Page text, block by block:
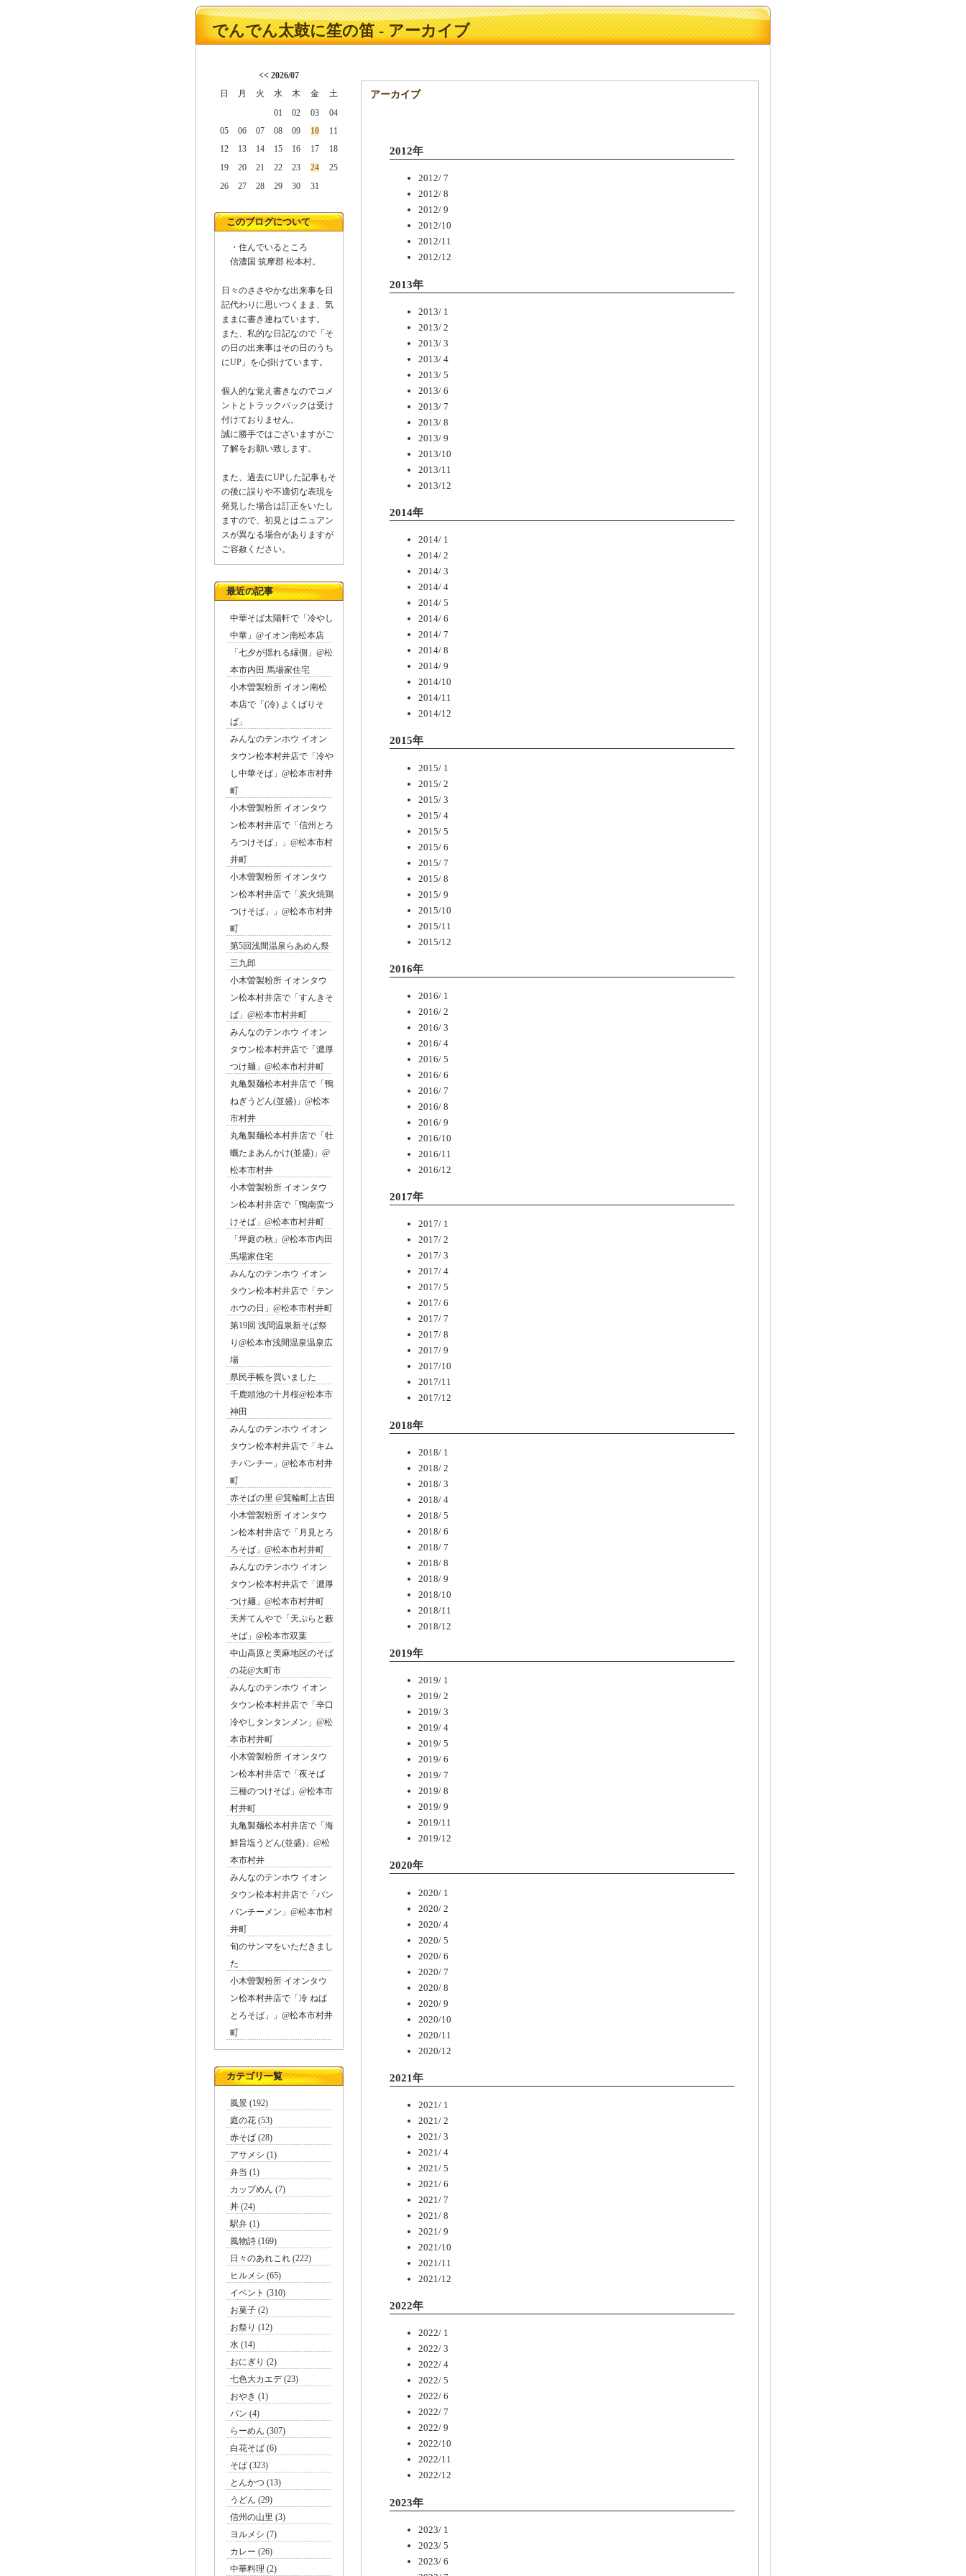
でんでん太鼓に笙の笛 - アーカイブ
<< 2026/07
日
月 火 水 木 金
土
01
02 03
04
05
06 07 08 09 10
11
12
13 14 15 16 17
18
19
20 21 22 23 24
25
26
27 28 29 30 31
このブログについて
・住んでいるところ
信濃国 筑摩郡 松本村。
日々のささやかな出来事を日
記代わりに思いつくまま、気
ままに書き連ねています。
また、私的な日記なので「そ
の日の出来事はその日のうち
にUP」を心掛けています。
個人的な覚え書きなのでコメ
ントとトラックバックは受け
付けておりません。
誠に勝手ではございますがご
了解をお願い致します。
また、過去にUPした記事もそ
の後に誤りや不適切な表現を
発見した場合は訂正をいたし
ますので、初見とはニュアン
スが異なる場合がありますが
ご容赦ください。
最近の記事
中華そば太陽軒で「冷やし
中華」@イオン南松本店
「七夕が揺れる縁側」@松
本市内田 馬場家住宅
小木曽製粉所 イオン南松
本店で「(冷) よくばりそ
ば」
みんなのテンホウ イオン
タウン松本村井店で「冷や
し中華そば」@松本市村井
町
小木曽製粉所 イオンタウ
ン松本村井店で「信州とろ
ろつけそば」」@松本市村
井町
小木曽製粉所 イオンタウ
ン松本村井店で「炭火焼鶏
つけそば」」@松本市村井
町
第5回浅間温泉らあめん祭
三九郎
小木曽製粉所 イオンタウ
ン松本村井店で「すんきそ
ば」@松本市村井町
みんなのテンホウ イオン
タウン松本村井店で「濃厚
つけ麺」@松本市村井町
丸亀製麺松本村井店で「鴨
ねぎうどん(並盛)」@松本
市村井
丸亀製麺松本村井店で「牡
蠣たまあんかけ(並盛)」@
松本市村井
小木曽製粉所 イオンタウ
ン松本村井店で「鴨南蛮つ
けそば」@松本市村井町
「坪庭の秋」@松本市内田
馬場家住宅
みんなのテンホウ イオン
タウン松本村井店で「テン
ホウの日」@松本市村井町
第19回 浅間温泉新そば祭
り@松本市浅間温泉温泉広
場
県民手帳を買いました
千鹿頭池の十月桜@松本市
神田
みんなのテンホウ イオン
タウン松本村井店で「キム
チバンチー」@松本市村井
町
赤そばの里 @箕輪町上古田
小木曽製粉所 イオンタウ
ン松本村井店で「月見とろ
ろそば」@松本市村井町
みんなのテンホウ イオン
タウン松本村井店で「濃厚
つけ麺」@松本市村井町
天丼てんやで「天ぷらと藪
そば」@松本市双葉
中山高原と美麻地区のそば
の花@大町市
みんなのテンホウ イオン
タウン松本村井店で「辛口
冷やしタンタンメン」@松
本市村井町
小木曽製粉所 イオンタウ
ン松本村井店で「夜そば
三種のつけそば」@松本市
村井町
丸亀製麺松本村井店で「海
鮮旨塩うどん(並盛)」@松
本市村井
みんなのテンホウ イオン
タウン松本村井店で「バン
バンチーメン」@松本市村
井町
旬のサンマをいただきまし
た
小木曽製粉所 イオンタウ
ン松本村井店で「冷 ねば
とろそば」」@松本市村井
町
カテゴリ一覧
風景 (192)
庭の花 (53)
赤そば (28)
アサメシ (1)
弁当 (1)
カップめん (7)
丼 (24)
駅弁 (1)
風物詩 (169)
日々のあれこれ (222)
ヒルメシ (65)
イベント (310)
お菓子 (2)
お祭り (12)
水 (14)
おにぎり (2)
七色大カエデ (23)
おやき (1)
パン (4)
らーめん (307)
白花そば (6)
そば (323)
とんかつ (13)
うどん (29)
信州の山里 (3)
ヨルメシ (7)
カレー (26)
中華料理 (2)
アーカイブ
2012年
2012/ 7
2012/ 8
2012/ 9
2012/10
2012/11
2012/12
2013年
2013/ 1
2013/ 2
2013/ 3
2013/ 4
2013/ 5
2013/ 6
2013/ 7
2013/ 8
2013/ 9
2013/10
2013/11
2013/12
2014年
2014/ 1
2014/ 2
2014/ 3
2014/ 4
2014/ 5
2014/ 6
2014/ 7
2014/ 8
2014/ 9
2014/10
2014/11
2014/12
2015年
2015/ 1
2015/ 2
2015/ 3
2015/ 4
2015/ 5
2015/ 6
2015/ 7
2015/ 8
2015/ 9
2015/10
2015/11
2015/12
2016年
2016/ 1
2016/ 2
2016/ 3
2016/ 4
2016/ 5
2016/ 6
2016/ 7
2016/ 8
2016/ 9
2016/10
2016/11
2016/12
2017年
2017/ 1
2017/ 2
2017/ 3
2017/ 4
2017/ 5
2017/ 6
2017/ 7
2017/ 8
2017/ 9
2017/10
2017/11
2017/12
2018年
2018/ 1
2018/ 2
2018/ 3
2018/ 4
2018/ 5
2018/ 6
2018/ 7
2018/ 8
2018/ 9
2018/10
2018/11
2018/12
2019年
2019/ 1
2019/ 2
2019/ 3
2019/ 4
2019/ 5
2019/ 6
2019/ 7
2019/ 8
2019/ 9
2019/11
2019/12
2020年
2020/ 1
2020/ 2
2020/ 4
2020/ 5
2020/ 6
2020/ 7
2020/ 8
2020/ 9
2020/10
2020/11
2020/12
2021年
2021/ 1
2021/ 2
2021/ 3
2021/ 4
2021/ 5
2021/ 6
2021/ 7
2021/ 8
2021/ 9
2021/10
2021/11
2021/12
2022年
2022/ 1
2022/ 3
2022/ 4
2022/ 5
2022/ 6
2022/ 7
2022/ 9
2022/10
2022/11
2022/12
2023年
2023/ 1
2023/ 5
2023/ 6